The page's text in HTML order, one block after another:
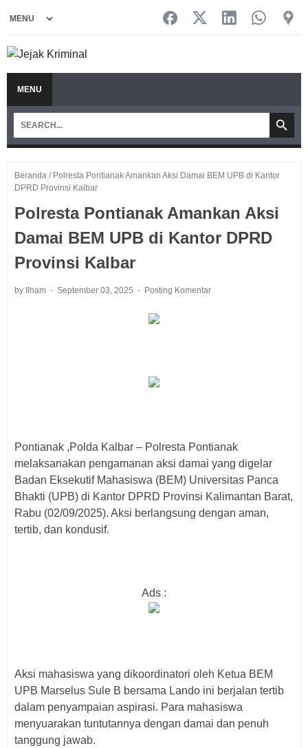
MENU
Beranda / Polresta Pontianak Amankan Aksi Damai BEM UPB di Kantor
DPRD Provinsi Kalbar
Polresta Pontianak Amankan Aksi
Damai BEM UPB di Kantor DPRD
Provinsi Kalbar
by Ilham September 03, 2025 Posting Komentar
Pontianak ,Polda Kalbar – Polresta Pontianak
melaksanakan pengamanan aksi damai yang digelar
Badan Eksekutif Mahasiswa (BEM) Universitas Panca
Bhakti (UPB) di Kantor DPRD Provinsi Kalimantan Barat,
Rabu (02/09/2025). Aksi berlangsung dengan aman,
tertib, dan kondusif.
Ads :
Aksi mahasiswa yang dikoordinatori oleh Ketua BEM
UPB Marselus Sule B bersama Lando ini berjalan tertib
dalam penyampaian aspirasi. Para mahasiswa
menyuarakan tuntutannya dengan damai dan penuh
tanggung jawab.